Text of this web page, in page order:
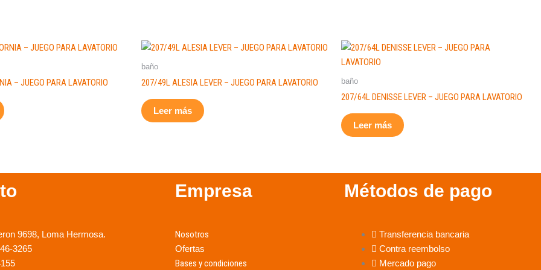
– JUEGO PARA LAVATORIO
baño
207/49L ALESIA LEVER – JUEGO PARA LAVATORIO
Leer más
baño
207/64L DENISSE LEVER – JUEGO PARA LAVATORIO
Leer más
9698, Loma Hermosa.
3265
Empresa
Nosotros
Ofertas
Bases y condiciones
Métodos de pago
Transferencia bancaria
Contra reembolso
Mercado pago